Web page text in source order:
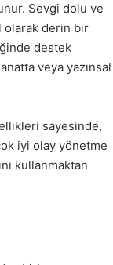
Sevgi dolu ve
olarak derin bir
destek
veya yazınsal
sayesinde,
iyi olay yönetme
kullanmaktan